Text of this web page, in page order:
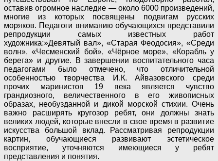
оставив огромное наследие — около 6000 произведений,
многие из которых посвящены подвигам русских
моряков. Педагоги вниманию обучающихся представили
репродукции самых известных работ
художника:»Девятый вал», «Старая Феодосия», «Среди
волн», «Чесменский бой», «Чёрное море», «Корабль у
берега» и другие. В завершении воспитательного часа
педагогами было отмечено, что отличительной
особенностью творчества И.К. Айвазовского среди
прочих маринистов 19 века является чувство
грандиозного, величественного в его живописных
образах, необузданной и дикой морской стихии. Очень
важно расширять кругозор ребят, они должны знать
великих людей, которые внесли в свое время в развитие
искусства большой вклад. Рассматривая репродукции
картин, обучающиеся развивают эстетическое
восприятие, уточняются имеющиеся у ребят
представления и понятия.